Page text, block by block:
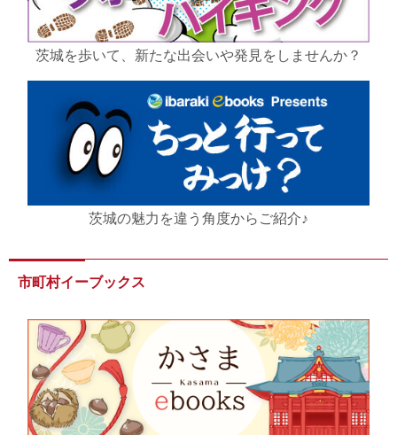
茨城を歩いて、新たな出会いや発見をしませんか？
茨城の魅力を違う角度からご紹介♪
市町村イーブックス